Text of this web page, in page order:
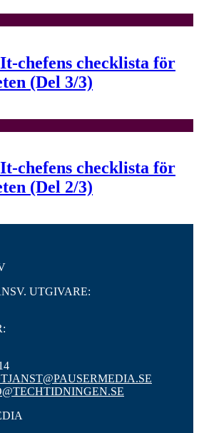
chefens checklista för
(Del 3/3)
chefens checklista för
(Del 2/3)
UTGIVARE: